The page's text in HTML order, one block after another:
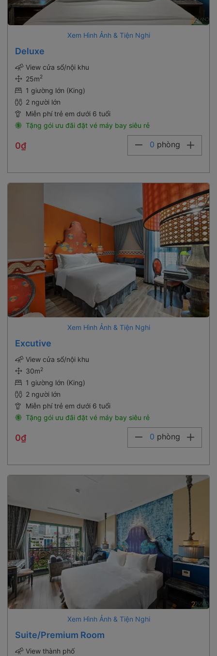
Xem Hình Ảnh & Tiện Nghi
Deluxe
View cửa sổ/nội khu
25m2
1 giường lớn (King)
2 người lớn
Miễn phí trẻ em dưới 6 tuổi
Tặng gói ưu đãi đặt vé máy bay siêu rẻ
0₫ 0 phòng
Xem Hình Ảnh & Tiện Nghi
Excutive
View cửa sổ/nội khu
30m2
1 giường lớn (King)
2 người lớn
Miễn phí trẻ em dưới 6 tuổi
Tặng gói ưu đãi đặt vé máy bay siêu rẻ
0₫ 0 phòng
Xem Hình Ảnh & Tiện Nghi
Suite/Premium Room
View thành phố